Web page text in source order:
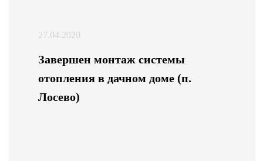
27.04.2020
Завершен монтаж системы
отопления в дачном доме (п.
Лосево)